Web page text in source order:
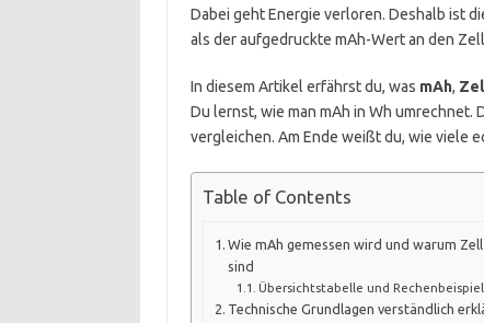
Dabei geht Energie verloren. Deshalb ist
als der aufgedruckte mAh-Wert an den
In diesem Artikel erfährst du, was mAh,
Du lernst, wie man mAh in Wh umrechnet.
vergleichen. Am Ende weißt du, wie viele
Table of Contents
Wie mAh gemessen wird und warum
sind
Übersichtstabelle und Rechenbeispiel
Technische Grundlagen verständlich